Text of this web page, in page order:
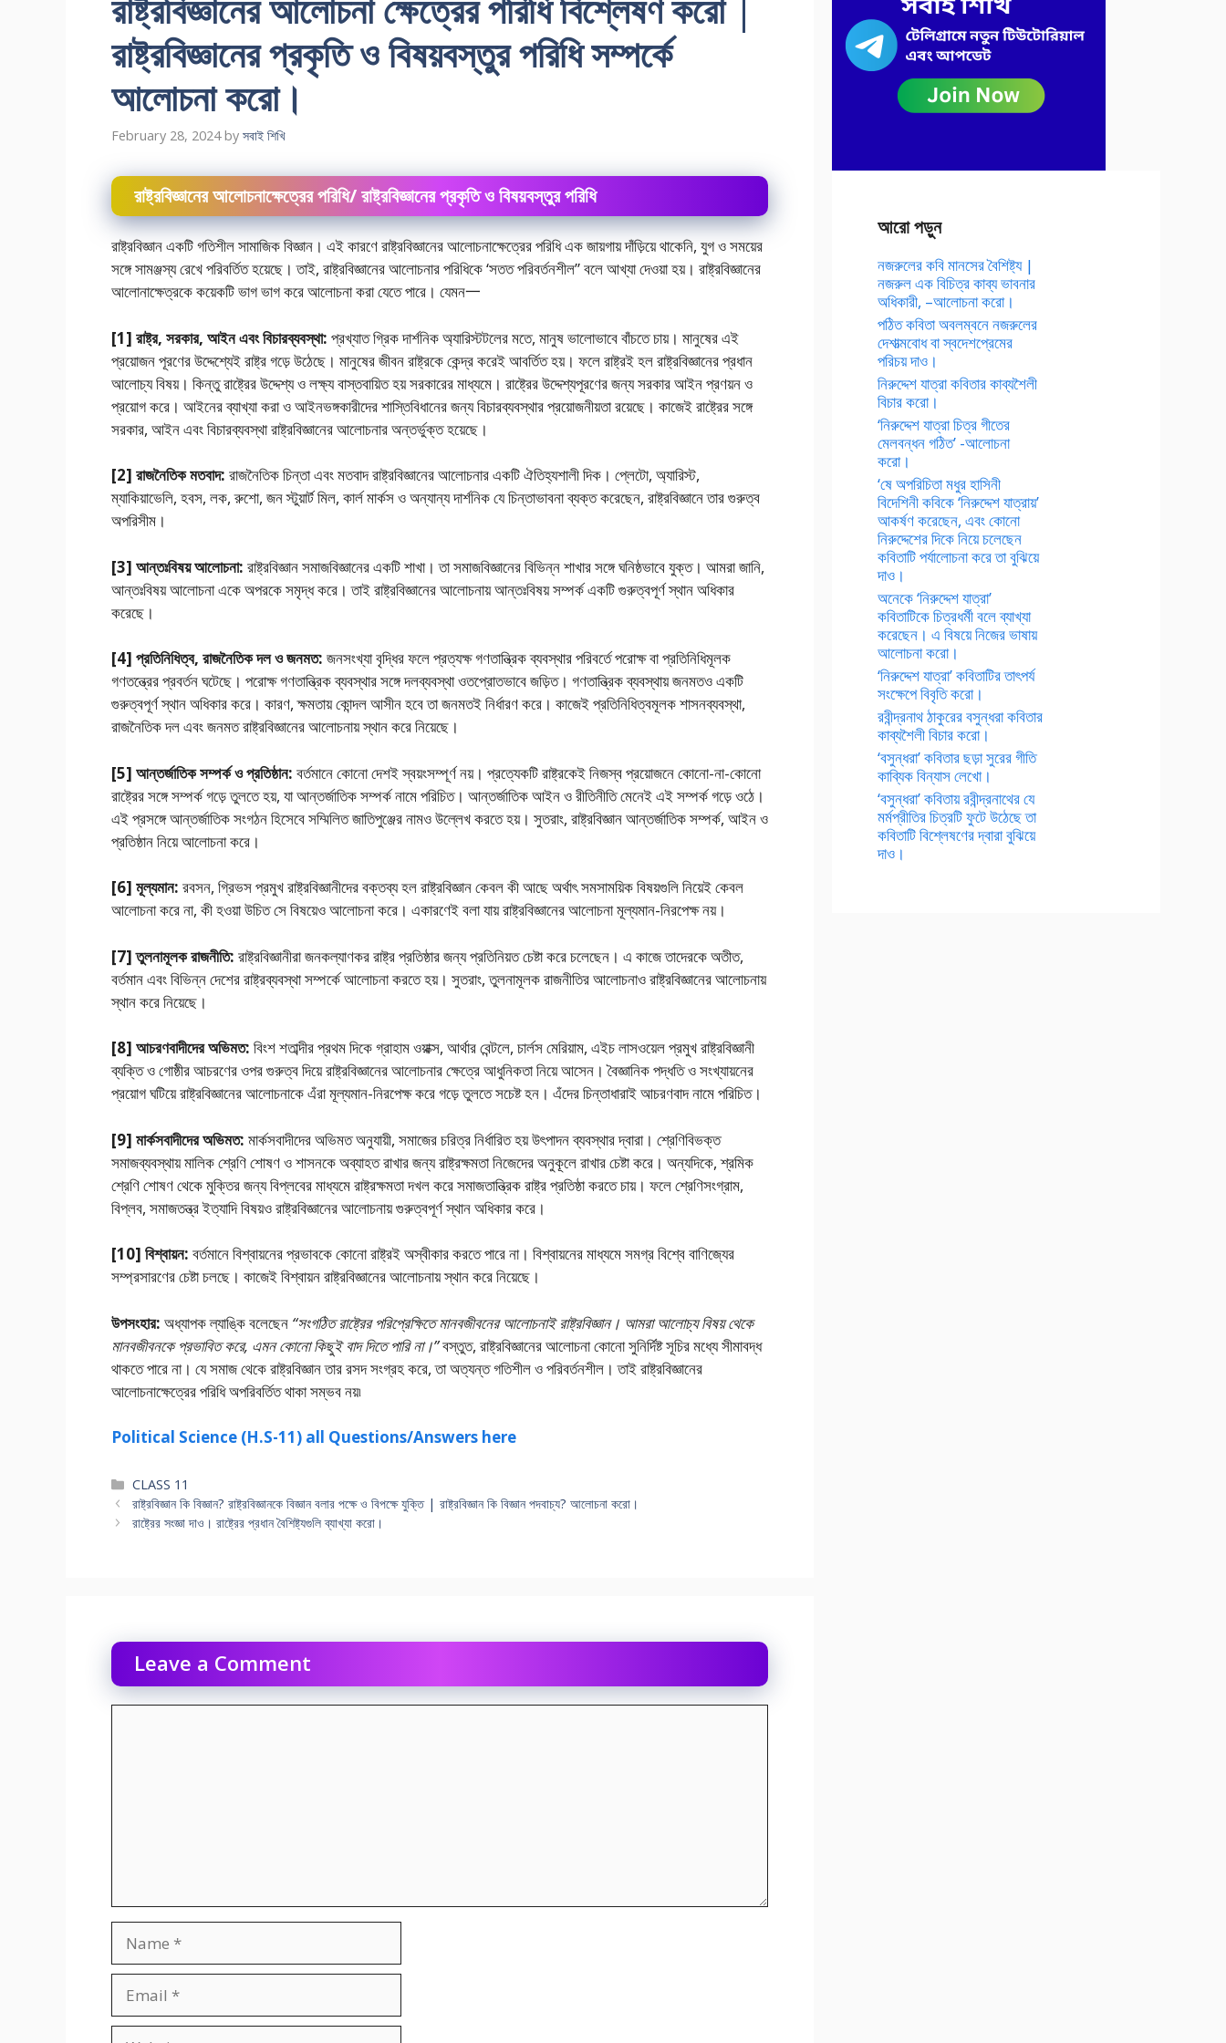
রাষ্ট্রবিজ্ঞানের প্রকৃতি ও বিষয়বস্তুর পরিধি সম্পর্কে
আলােচনা করাে।
February 28, 2024 by সবাই শিখি
রাষ্ট্রবিজ্ঞানের আলােচনাক্ষেত্রের পরিধি/ রাষ্ট্রবিজ্ঞানের প্রকৃতি ও বিষয়বস্তুর পরিধি
রাষ্ট্রবিজ্ঞান একটি গতিশীল সামাজিক বিজ্ঞান। এই কারণে রাষ্ট্রবিজ্ঞানের আলােচনাক্ষেত্রের পরিধি এক জায়গায় দাঁড়িয়ে থাকেনি, যুগ ও সময়ের
সঙ্গে সামঞ্জস্য রেখে পরিবর্তিত হয়েছে। তাই, রাষ্ট্রবিজ্ঞানের আলােচনার পরিধিকে ‘সতত পরিবর্তনশীল” বলে আখ্যা দেওয়া হয়। রাষ্ট্রবিজ্ঞানের
আলােনাক্ষেত্রকে কয়েকটি ভাগ ভাগ করে আলোচনা করা যেতে পারে। যেমন一
[1] রাষ্ট্র, সরকার, আইন এবং বিচারব্যবস্থা: প্রখ্যাত গ্রিক দার্শনিক অ্যারিস্টটলের মতে, মানুষ ভালােভাবে বাঁচতে চায়। মানুষের এই
প্রয়ােজন পূরণের উদ্দেশ্যেই রাষ্ট্র গড়ে উঠেছে। মানুষের জীবন রাষ্ট্রকে কেন্দ্র করেই আবর্তিত হয়। ফলে রাষ্ট্রই হল রাষ্ট্রবিজ্ঞানের প্রধান
আলােচ্য বিষয়। কিন্তু রাষ্ট্রের উদ্দেশ্য ও লক্ষ্য বাস্তবায়িত হয় সরকারের মাধ্যমে। রাষ্ট্রের উদ্দেশ্যপূরণের জন্য সরকার আইন প্রণয়ন ও
প্রয়ােগ করে। আইনের ব্যাখ্যা করা ও আইনভঙ্গকারীদের শাস্তিবিধানের জন্য বিচারব্যবস্থার প্রয়ােজনীয়তা রয়েছে। কাজেই রাষ্ট্রের সঙ্গে
সরকার, আইন এবং বিচারব্যবস্থা রাষ্ট্রবিজ্ঞানের আলােচনার অন্তর্ভুক্ত হয়েছে।
[2] রাজনৈতিক মতবাদ: রাজনৈতিক চিন্তা এবং মতবাদ রাষ্ট্রবিজ্ঞানের আলােচনার একটি ঐতিহ্যশালী দিক। প্লেটো, অ্যারিস্ট,
ম্যাকিয়াভেলি, হবস, লক, রুশাে, জন স্টুয়ার্ট মিল, কার্ল মার্কস ও অন্যান্য দার্শনিক যে চিন্তাভাবনা ব্যক্ত করেছেন, রাষ্ট্রবিজ্ঞানে তার গুরুত্ব
অপরিসীম।
[3] আন্তঃবিষয় আলােচনা: রাষ্ট্রবিজ্ঞান সমাজবিজ্ঞানের একটি শাখা। তা সমাজবিজ্ঞানের বিভিন্ন শাখার সঙ্গে ঘনিষ্ঠভাবে যুক্ত। আমরা জানি,
আন্তঃবিষয় আলােচনা একে অপরকে সমৃদ্ধ করে। তাই রাষ্ট্রবিজ্ঞানের আলােচনায় আন্তঃবিষয় সম্পর্ক একটি গুরুত্বপূর্ণ স্থান অধিকার
করেছে।
[4] প্রতিনিধিত্ব, রাজনৈতিক দল ও জনমত: জনসংখ্যা বৃদ্ধির ফলে প্রত্যক্ষ গণতান্ত্রিক ব্যবস্থার পরিবর্তে পরােক্ষ বা প্রতিনিধিমূলক
গণতন্ত্রের প্রবর্তন ঘটেছে। পরােক্ষ গণতান্ত্রিক ব্যবস্থার সঙ্গে দলব্যবস্থা ওতপ্রােতভাবে জড়িত। গণতান্ত্রিক ব্যবস্থায় জনমতও একটি
গুরুত্বপূর্ণ স্থান অধিকার করে। কারণ, ক্ষমতায় কোন্দল আসীন হবে তা জনমতই নির্ধারণ করে। কাজেই প্রতিনিধিত্বমূলক শাসনব্যবস্থা,
রাজনৈতিক দল এবং জনমত রাষ্ট্রবিজ্ঞানের আলােচনায় স্থান করে নিয়েছে।
[5] আন্তর্জাতিক সম্পর্ক ও প্রতিষ্ঠান: বর্তমানে কোনাে দেশই স্বয়ংসম্পূর্ণ নয়। প্রত্যেকটি রাষ্ট্রকেই নিজস্ব প্রয়ােজনে কোনাে-না-কোনাে
রাষ্ট্রের সঙ্গে সম্পর্ক গড়ে তুলতে হয়, যা আন্তর্জাতিক সম্পর্ক নামে পরিচিত। আন্তর্জাতিক আইন ও রীতিনীতি মেনেই এই সম্পর্ক গড়ে ওঠে।
এই প্রসঙ্গে আন্তর্জাতিক সংগঠন হিসেবে সম্মিলিত জাতিপুঞ্জের নামও উল্লেখ করতে হয়। সুতরাং, রাষ্ট্রবিজ্ঞান আন্তর্জাতিক সম্পর্ক, আইন ও
প্রতিষ্ঠান নিয়ে আলােচনা করে।
[6] মূল্যমান: রবসন, গ্রিভস প্রমুখ রাষ্ট্রবিজ্ঞানীদের বক্তব্য হল রাষ্ট্রবিজ্ঞান কেবল কী আছে অর্থাৎ সমসাময়িক বিষয়গুলি নিয়েই কেবল
আলােচনা করে না, কী হওয়া উচিত সে বিষয়েও আলােচনা করে। একারণেই বলা যায় রাষ্ট্রবিজ্ঞানের আলােচনা মূল্যমান-নিরপেক্ষ নয়।
[7] তুলনামূলক রাজনীতি: রাষ্ট্রবিজ্ঞানীরা জনকল্যাণকর রাষ্ট্র প্রতিষ্ঠার জন্য প্রতিনিয়ত চেষ্টা করে চলেছেন। এ কাজে তাদেরকে অতীত,
বর্তমান এবং বিভিন্ন দেশের রাষ্ট্রব্যবস্থা সম্পর্কে আলােচনা করতে হয়। সুতরাং, তুলনামূলক রাজনীতির আলােচনাও রাষ্ট্রবিজ্ঞানের আলােচনায়
স্থান করে নিয়েছে।
[8] আচরণবাদীদের অভিমত: বিংশ শতাব্দীর প্রথম দিকে গ্রাহাম ওয়াক্স, আর্থার বেন্টলে, চার্লস মেরিয়াম, এইচ লাসওয়েল প্রমুখ রাষ্ট্রবিজ্ঞানী
ব্যক্তি ও গােষ্ঠীর আচরণের ওপর গুরুত্ব দিয়ে রাষ্ট্রবিজ্ঞানের আলােচনার ক্ষেত্রে আধুনিকতা নিয়ে আসেন। বৈজ্ঞানিক পদ্ধতি ও সংখ্যায়নের
প্রয়ােগ ঘটিয়ে রাষ্ট্রবিজ্ঞানের আলােচনাকে এঁরা মূল্যমান-নিরপেক্ষ করে গড়ে তুলতে সচেষ্ট হন। এঁদের চিন্তাধারাই আচরণবাদ নামে পরিচিত।
[9] মার্কসবাদীদের অভিমত: মার্কসবাদীদের অভিমত অনুযায়ী, সমাজের চরিত্র নির্ধারিত হয় উৎপাদন ব্যবস্থার দ্বারা। শ্রেণিবিভক্ত
সমাজব্যবস্থায় মালিক শ্রেণি শােষণ ও শাসনকে অব্যাহত রাখার জন্য রাষ্ট্রক্ষমতা নিজেদের অনুকূলে রাখার চেষ্টা করে। অন্যদিকে, শ্রমিক
শ্রেণি শােষণ থেকে মুক্তির জন্য বিপ্লবের মাধ্যমে রাষ্ট্রক্ষমতা দখল করে সমাজতান্ত্রিক রাষ্ট্র প্রতিষ্ঠা করতে চায়। ফলে শ্রেণিসংগ্রাম,
বিপ্লব, সমাজতন্ত্র ইত্যাদি বিষয়ও রাষ্ট্রবিজ্ঞানের আলােচনায় গুরুত্বপূর্ণ স্থান অধিকার করে।
[10] বিশ্বায়ন: বর্তমানে বিশ্বায়নের প্রভাবকে কোনাে রাষ্ট্রই অস্বীকার করতে পারে না। বিশ্বায়নের মাধ্যমে সমগ্র বিশ্বে বাণিজ্যের
সম্প্রসারণের চেষ্টা চলছে। কাজেই বিশ্বায়ন রাষ্ট্রবিজ্ঞানের আলােচনায় স্থান করে নিয়েছে।
উপসংহার: অধ্যাপক ল্যাঙ্কি বলেছেন “সংগঠিত রাষ্ট্রের পরিপ্রেক্ষিতে মানবজীবনের আলােচনাই রাষ্ট্রবিজ্ঞান। আমরা আলােচ্য বিষয় থেকে
মানবজীবনকে প্রভাবিত করে, এমন কোনাে কিছুই বাদ দিতে পারি না।”বস্তুত, রাষ্ট্রবিজ্ঞানের আলােচনা কোনাে সুনির্দিষ্ট সূচির মধ্যে সীমাবদ্ধ
থাকতে পারে না। যে সমাজ থেকে রাষ্ট্রবিজ্ঞান তার রসদ সংগ্রহ করে, তা অত্যন্ত গতিশীল ও পরিবর্তনশীল। তাই রাষ্ট্রবিজ্ঞানের
আলােচনাক্ষেত্রের পরিধি অপরিবর্তিত থাকা সম্ভব নয়৷
Political Science (H.S-11) all Questions/Answers here
Categories
CLASS 11
রাষ্ট্রবিজ্ঞান কি বিজ্ঞান? রাষ্ট্রবিজ্ঞানকে বিজ্ঞান বলার পক্ষে ও বিপক্ষে যুক্তি | রাষ্ট্রবিজ্ঞান কি বিজ্ঞান পদবাচ্য? আলােচনা করাে।
রাষ্ট্রের সংজ্ঞা দাও। রাষ্ট্রের প্রধান বৈশিষ্ট্যগুলি ব্যাখ্যা করাে।
Leave a Comment
আরো পড়ুন
নজরুলের কবি মানসের বৈশিষ্ট্য |
নজরুল এক বিচিত্র কাব্য ভাবনার
অধিকারী, –আলোচনা করো।
পঠিত কবিতা অবলম্বনে নজরুলের
দেশাত্মবোধ বা স্বদেশপ্রেমের
পরিচয় দাও।
নিরুদ্দেশ যাত্রা কবিতার কাব্যশৈলী
বিচার করো।
‘নিরুদ্দেশ যাত্রা চিত্র গীতের
মেলবন্ধন গঠিত’ -আলোচনা
করো।
‘ষে অপরিচিতা মধুর হাসিনী
বিদেশিনী কবিকে ‘নিরুদ্দেশ যাত্রায়’
আকর্ষণ করেছেন, এবং কোনো
নিরুদ্দেশের দিকে নিয়ে চলেছেন
কবিতাটি পর্যালোচনা করে তা বুঝিয়ে
দাও।
অনেকে ‘নিরুদ্দেশ যাত্রা’
কবিতাটিকে চিত্রধর্মী বলে ব্যাখ্যা
করেছেন। এ বিষয়ে নিজের ভাষায়
আলোচনা করো।
‘নিরুদ্দেশ যাত্রা’ কবিতাটির তাৎপর্য
সংক্ষেপে বিবৃতি করো।
রবীন্দ্রনাথ ঠাকুরের বসুন্ধরা কবিতার
কাব্যশৈলী বিচার করো।
‘বসুন্ধরা’ কবিতার ছড়া সুরের গীতি
কাব্যিক বিন্যাস লেখো।
‘বসুন্ধরা’ কবিতায় রবীন্দ্রনাথের যে
মর্মপ্রীতির চিত্রটি ফুটে উঠেছে তা
কবিতাটি বিশ্লেষণের দ্বারা বুঝিয়ে
দাও।